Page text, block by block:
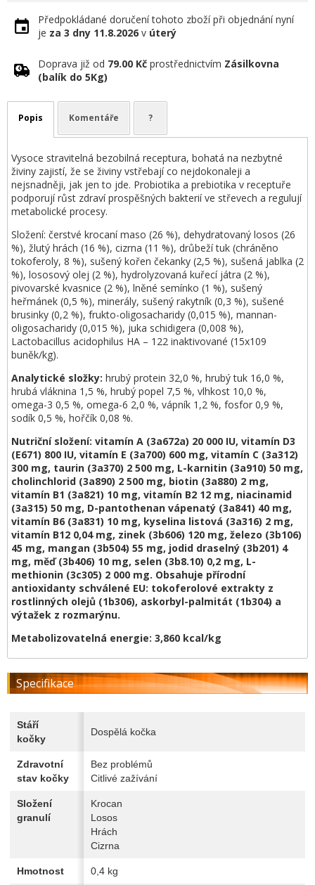
Předpokládané doručení tohoto zboží při objednání nyní
je za 3 dny 11.8.2026 v úterý
Doprava již od 79.00 Kč prostřednictvím Zásilkovna
(balík do 5Kg)
Popis Komentáře ?
Vysoce stravitelná bezobilná receptura, bohatá na nezbytné
živiny zajistí, že se živiny vstřebají co nejdokonaleji a
nejsnadněji, jak jen to jde. Probiotika a prebiotika v receptuře
podporují růst zdraví prospěšných bakterií ve střevech a regulují
metabolické procesy.
Složení: čerstvé krocaní maso (26 %), dehydratovaný losos (26
%), žlutý hrách (16 %), cizrna (11 %), drůbeží tuk (chráněno
tokoferoly, 8 %), sušený kořen čekanky (2,5 %), sušená jablka (2
%), lososový olej (2 %), hydrolyzovaná kuřecí játra (2 %),
pivovarské kvasnice (2 %), lněné semínko (1 %), sušený
heřmánek (0,5 %), minerály, sušený rakytník (0,3 %), sušené
brusinky (0,2 %), frukto-oligosacharidy (0,015 %), mannan-
oligosacharidy (0,015 %), juka schidigera (0,008 %),
Lactobacillus acidophilus HA – 122 inaktivované (15x109
buněk/kg).
Analytické složky: hrubý protein 32,0 %, hrubý tuk 16,0 %,
hrubá vláknina 1,5 %, hrubý popel 7,5 %, vlhkost 10,0 %,
omega-3 0,5 %, omega-6 2,0 %, vápník 1,2 %, fosfor 0,9 %,
sodík 0,5 %, hořčík 0,08 %.
Nutriční složení: vitamín A (3a672a) 20 000 IU, vitamín D3
(E671) 800 IU, vitamín E (3a700) 600 mg, vitamín C (3a312)
300 mg, taurin (3a370) 2 500 mg, L-karnitin (3a910) 50 mg,
cholinchlorid (3a890) 2 500 mg, biotin (3a880) 2 mg,
vitamín B1 (3a821) 10 mg, vitamín B2 12 mg, niacinamid
(3a315) 50 mg, D-pantothenan vápenatý (3a841) 40 mg,
vitamín B6 (3a831) 10 mg, kyselina listová (3a316) 2 mg,
vitamín B12 0,04 mg, zinek (3b606) 120 mg, železo (3b106)
45 mg, mangan (3b504) 55 mg, jodid draselný (3b201) 4
mg, měď (3b406) 10 mg, selen (3b8.10) 0,2 mg, L-
methionin (3c305) 2 000 mg. Obsahuje přírodní
antioxidanty schválené EU: tokoferolové extrakty z
rostlinných olejů (1b306), askorbyl-palmitát (1b304) a
výtažek z rozmarýnu.
Metabolizovatelná energie: 3,860 kcal/kg
Specifikace
Stáří
kočky
Dospělá kočka
Zdravotní
stav kočky
Bez problémů
Citlivé zažívání
Složení
granulí
Krocan
Losos
Hrách
Cizrna
Hmotnost 0,4 kg